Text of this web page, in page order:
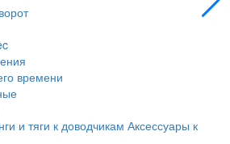
времени
и тяги к доводчикам Аксессуары к